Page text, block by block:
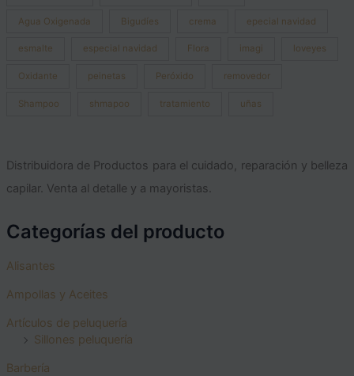
Agua Oxigenada Bigudíes crema epecial navidad
esmalte especial navidad Flora imagi loveyes
Oxidante peinetas Peróxido removedor
Shampoo shmapoo tratamiento uñas
Distribuidora de Productos para el cuidado, reparación y belleza
capilar. Venta al detalle y a mayoristas.
Categorías del producto
Alisantes
Ampollas y Aceites
Artículos de peluquería
Sillones peluquería
Barbería